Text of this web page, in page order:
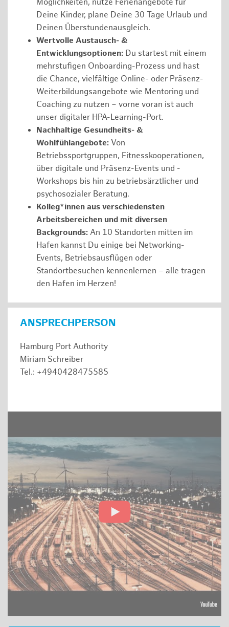
Möglichkeiten, nutze Ferienangebote für
Deine Kinder, plane Deine 30 Tage Urlaub und
Deinen Überstundenausgleich.
Wertvolle Austausch- &
Entwicklungsoptionen: Du startest mit einem
mehrstufigen Onboarding-Prozess und hast
die Chance, vielfältige Online- oder Präsenz-
Weiterbildungsangebote wie Mentoring und
Coaching zu nutzen – vorne voran ist auch
unser digitaler HPA-Learning-Port.
Nachhaltige Gesundheits- &
Wohlfühlangebote: Von
Betriebssportgruppen, Fitnesskooperationen,
über digitale und Präsenz-Events und -
Workshops bis hin zu betriebsärztlicher und
psychosozialer Beratung.
Kolleg*innen aus verschiedensten
Arbeitsbereichen und mit diversen
Backgrounds: An 10 Standorten mitten im
Hafen kannst Du einige bei Networking-
Events, Betriebsausflügen oder
Standortbesuchen kennenlernen – alle tragen
den Hafen im Herzen!
ANSPRECHPERSON
Hamburg Port Authority
Miriam Schreiber
Tel.: +4940428475585